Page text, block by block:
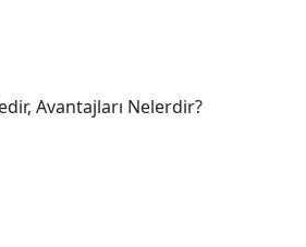
Avantajları Nelerdir?